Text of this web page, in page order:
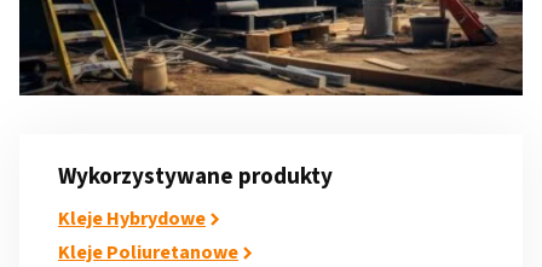
Wykorzystywane produkty
Kleje Hybrydowe
Kleje Poliuretanowe